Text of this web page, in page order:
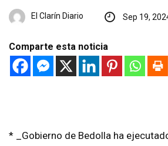
El Clarín Diario Sep 19,
Comparte esta noticia
* _Gobierno de Bedolla ha